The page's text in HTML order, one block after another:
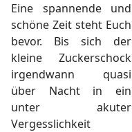
Eine spannende und
schöne Zeit steht Euch
bevor. Bis sich der
kleine Zuckerschock
irgendwann quasi
über Nacht in ein
unter akuter
Vergesslichkeit